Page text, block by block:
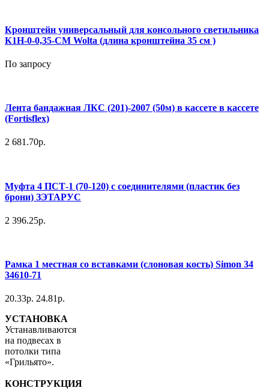
Кронштейн универсальный для консольного светильника
К1Н-0-0,35-СМ Wolta (длина кронштейна 35 см )
По запросу
Лента бандажная ЛКС (201)-2007 (50м) в кассете в кассете
(Fortisflex)
2 681.70р.
Муфта 4 ПСТ-1 (70-120) с соединителями (пластик без
брони) ЗЭТАРУС
2 396.25р.
Рамка 1 местная со вставками (слоновая кость) Simon 34
34610-71
20.33р. 24.81р.
УСТАНОВКА
Устанавливаются
на подвесах в
потолки типа
«Грильято».
КОНСТРУКЦИЯ